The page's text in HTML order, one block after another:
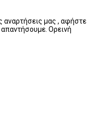
αναρτήσεις μας , αφήστε
Ορεινή